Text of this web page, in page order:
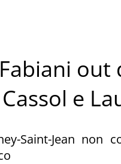
out
e
Saint-Jean non